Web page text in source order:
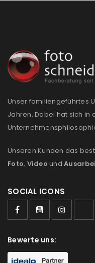
Anmeldeformular
ANMELDEN
PASSWORT VERGESSEN?
E-Mail-Adresse
Ein Link zum
Unser familiengeführtes
Jahren. Dabei hat sich in
Unseren Kunden das
Foto, Video und
SOCIAL ICONS
Bewerte uns: